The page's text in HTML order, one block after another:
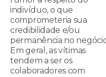
indivíduo, o que
comprometeria sua
credibilidade e/ou
permanência no
Em geral, as vítimas
tendem a ser os
colaboradores com